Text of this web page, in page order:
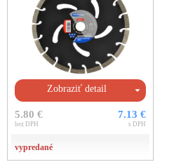
Zobraziť detail
5.80 €
bez DPH
7.13 €
s DPH
vypredané